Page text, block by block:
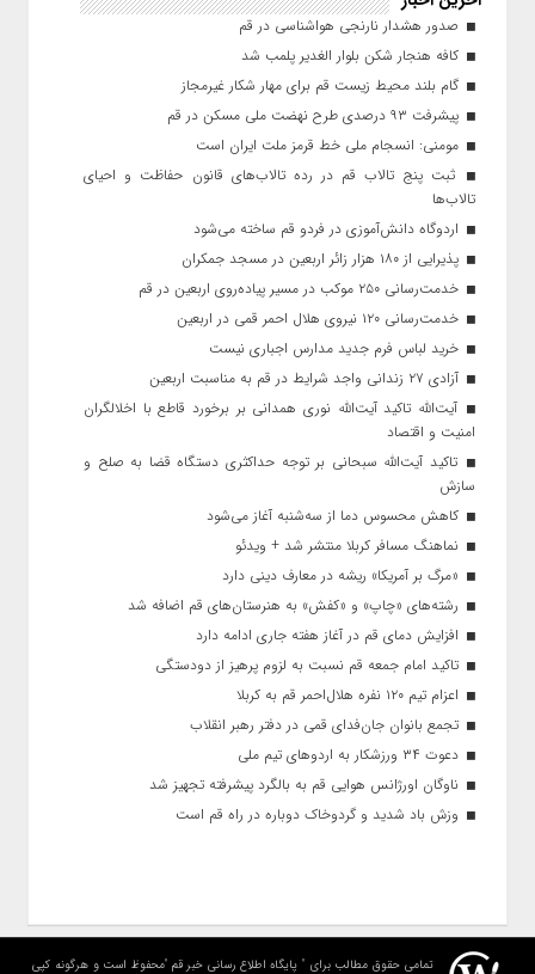
صدور هشدار نارنجی هواشناسی در قم
کافه هنجار شکن بلوار الغدیر پلمب شد
گام بلند محیط زیست قم برای مهار شکار غیرمجاز
پیشرفت ۹۳ درصدی طرح نهضت ملی مسکن در قم
مومنی: انسجام ملی خط قرمز ملت ایران است
ثبت پنج تالاب قم در رده تالاب‌های قانون حفاظت و احیای
تالاب‌ها
اردوگاه دانش‌آموزی در فردو قم ساخته می‌شود
پذیرایی از ۱۸۰ هزار زائر اربعین در مسجد جمکران
خدمت‌رسانی ۲۵۰ موکب در مسیر پیاده‌روی اربعین در قم
خدمت‌رسانی ۱۲۰ نیروی هلال احمر قمی در اربعین
خرید لباس فرم جدید مدارس اجباری نیست
آزادی ۲۷ زندانی واجد شرایط در قم به مناسبت اربعین
آیت‌الله تاکید آیت‌الله نوری همدانی بر برخورد قاطع با اخلالگران
امنیت و اقتصاد
تاکید آیت‌الله‌ سبحانی بر توجه حداکثری دستگاه قضا به صلح و
سازش
کاهش محسوس دما از سه‌شنبه آغاز می‌شود
نماهنگ مسافر کربلا منتشر شد + ویدئو
«مرگ بر آمریکا» ریشه در معارف دینی دارد
رشته‌های «چاپ» و «کفش» به هنرستان‌های قم اضافه شد
افزایش دمای قم در آغاز هفته جاری ادامه دارد
تاکید امام جمعه قم نسبت به لزوم پرهیز از دودستگی
اعزام تیم ۱۲۰ نفره هلال‌احمر قم به کربلا
تجمع بانوان جان‌فدای قمی در دفتر رهبر انقلاب
دعوت ۳۴ ورزشکار به اردوهای تیم ملی
ناوگان اورژانس هوایی قم به بالگرد پیشرفته تجهیز شد
وزش باد شدید و گردوخاک دوباره در راه قم است
تمامی حقوق مطالب برای " پایگاه اطلاع رسانی خبر قم "محفوظ است و هرگونه کپی